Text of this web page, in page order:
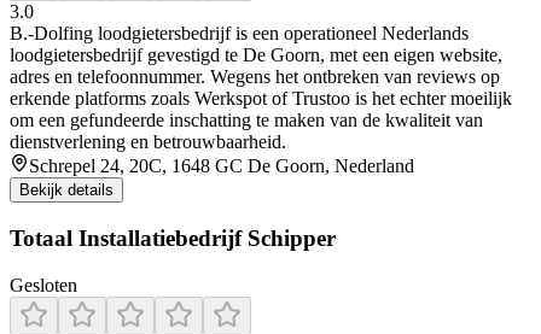
3.0
B.‑Dolfing loodgietersbedrijf is een operationeel Nederlands
loodgietersbedrijf gevestigd te De Goorn, met een eigen website,
adres en telefoonnummer. Wegens het ontbreken van reviews op
erkende platforms zoals Werkspot of Trustoo is het echter moeilijk
om een gefundeerde inschatting te maken van de kwaliteit van
dienstverlening en betrouwbaarheid.
Schrepel 24, 20C, 1648 GC De Goorn, Nederland
Bekijk details
Totaal Installatiebedrijf Schipper
Gesloten